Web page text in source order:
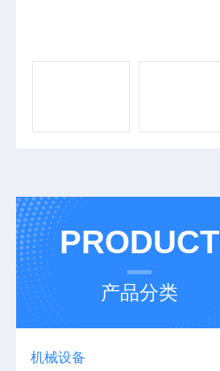
PRODUCT
产品分类
机械设备